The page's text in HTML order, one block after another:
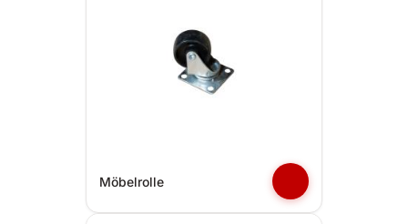
Möbelrolle